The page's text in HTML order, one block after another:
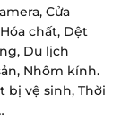
Cửa
chất, Dệt
Du lịch
Nhôm kính.
bị vệ sinh, Thời